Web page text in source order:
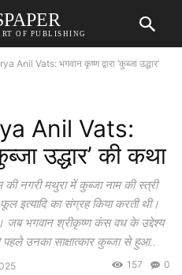
OF PUBLISHING
Anil Vats: भगवान कृष्ण द्वारा ‘कुब्जा उद्धार’
Anil Vats:
उद्धार’ की कथा
मथुरा में कुब्जा नाम की स्त्री
इत्यादि का संग्रह किया करती थी।
भगवान श्रीकृष्ण कंस वध के उद्देश्य
उनका साक्षात्कार कुब्जा से हुआ..
0
157